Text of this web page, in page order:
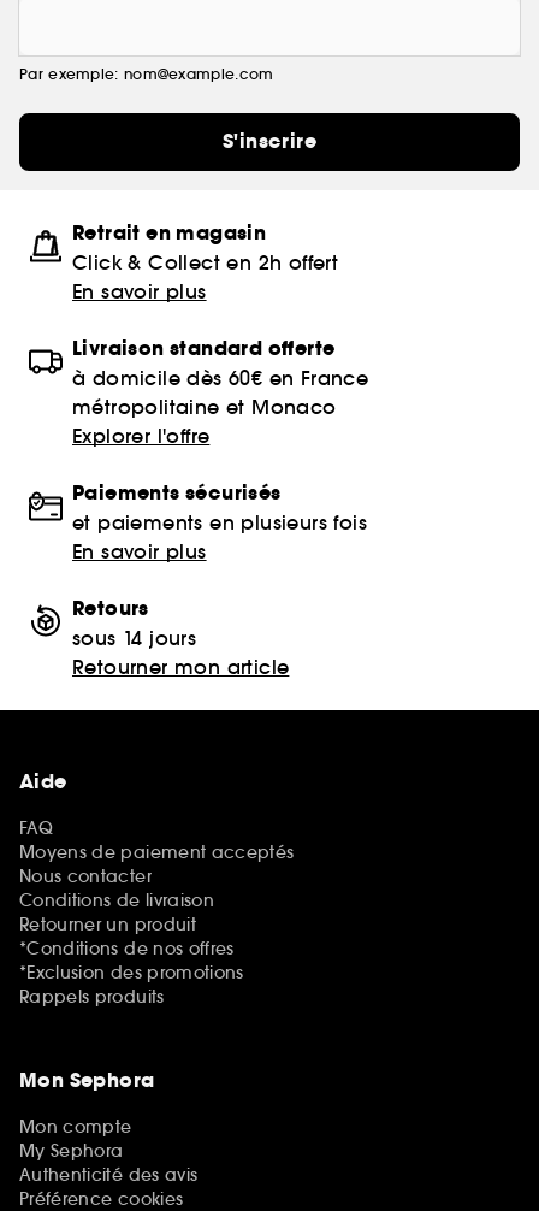
Par exemple: nom@example.com
S'inscrire
Retrait en magasin
Click & Collect en 2h offert
En savoir plus
Livraison standard offerte
à domicile dès 60€ en France
métropolitaine et Monaco
Explorer l'offre
Paiements sécurisés
et paiements en plusieurs fois
En savoir plus
Retours
sous 14 jours
Retourner mon article
Aide
FAQ
Moyens de paiement acceptés
Nous contacter
Conditions de livraison
Retourner un produit
*Conditions de nos offres
*Exclusion des promotions
Rappels produits
Mon Sephora
Mon compte
My Sephora
Authenticité des avis
Préférence cookies